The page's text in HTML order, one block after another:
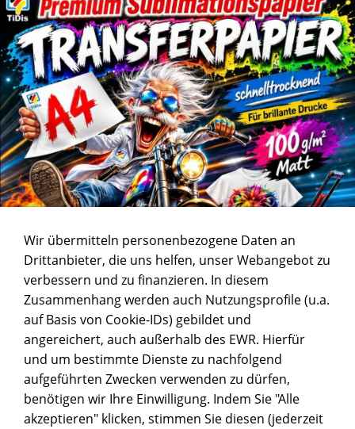
Wir übermitteln personenbezogene Daten an
Drittanbieter, die uns helfen, unser Webangebot zu
verbessern und zu finanzieren. In diesem
Zusammenhang werden auch Nutzungsprofile (u.a.
auf Basis von Cookie-IDs) gebildet und
angereichert, auch außerhalb des EWR. Hierfür
und um bestimmte Dienste zu nachfolgend
aufgeführten Zwecken verwenden zu dürfen,
benötigen wir Ihre Einwilligung. Indem Sie "Alle
akzeptieren" klicken, stimmen Sie diesen (jederzeit